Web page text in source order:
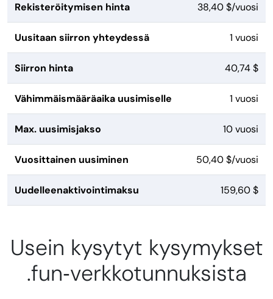
Rekisteröitymisen hinta 38,40 $/vuosi
Uusitaan siirron yhteydessä 1 vuosi
Siirron hinta 40,74 $
Vähimmäismääräaika uusimiselle 1 vuosi
Max. uusimisjakso 10 vuosi
Vuosittainen uusiminen 50,40 $/vuosi
Uudelleenaktivointimaksu 159,60 $
Usein kysytyt kysymykset
.fun‑verkkotunnuksista